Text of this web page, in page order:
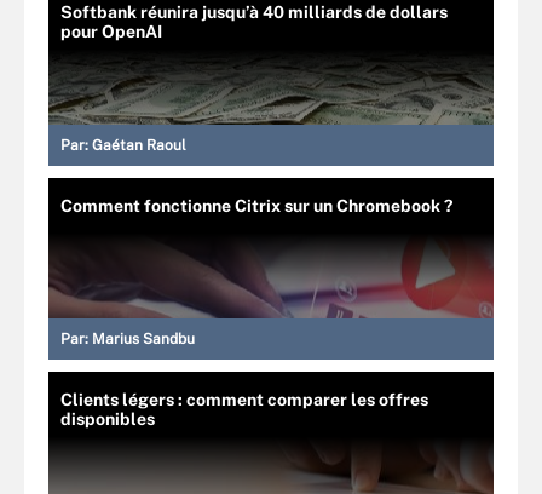
Softbank réunira jusqu’à 40 milliards de dollars
pour OpenAI
Par: Gaétan Raoul
Comment fonctionne Citrix sur un Chromebook ?
Par: Marius Sandbu
Clients légers : comment comparer les offres
disponibles